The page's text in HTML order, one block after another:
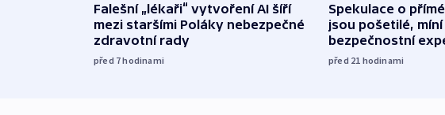
Falešní „lékaři“ vytvoření AI šíří
mezi staršími Poláky nebezpečné
zdravotní rady
před 7hodinami
Spekulace o
jsou pošetilé,
bezpečnostní
před 21 hodinami